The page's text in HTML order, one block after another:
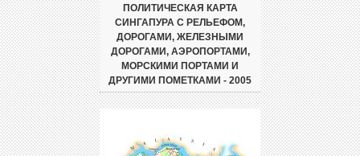
ПОЛИТИЧЕСКАЯ КАРТА
СИНГАПУРА С РЕЛЬЕФОМ,
ДОРОГАМИ, ЖЕЛЕЗНЫМИ
ДОРОГАМИ, АЭРОПОРТАМИ,
МОРСКИМИ ПОРТАМИ И
ДРУГИМИ ПОМЕТКАМИ - 2005